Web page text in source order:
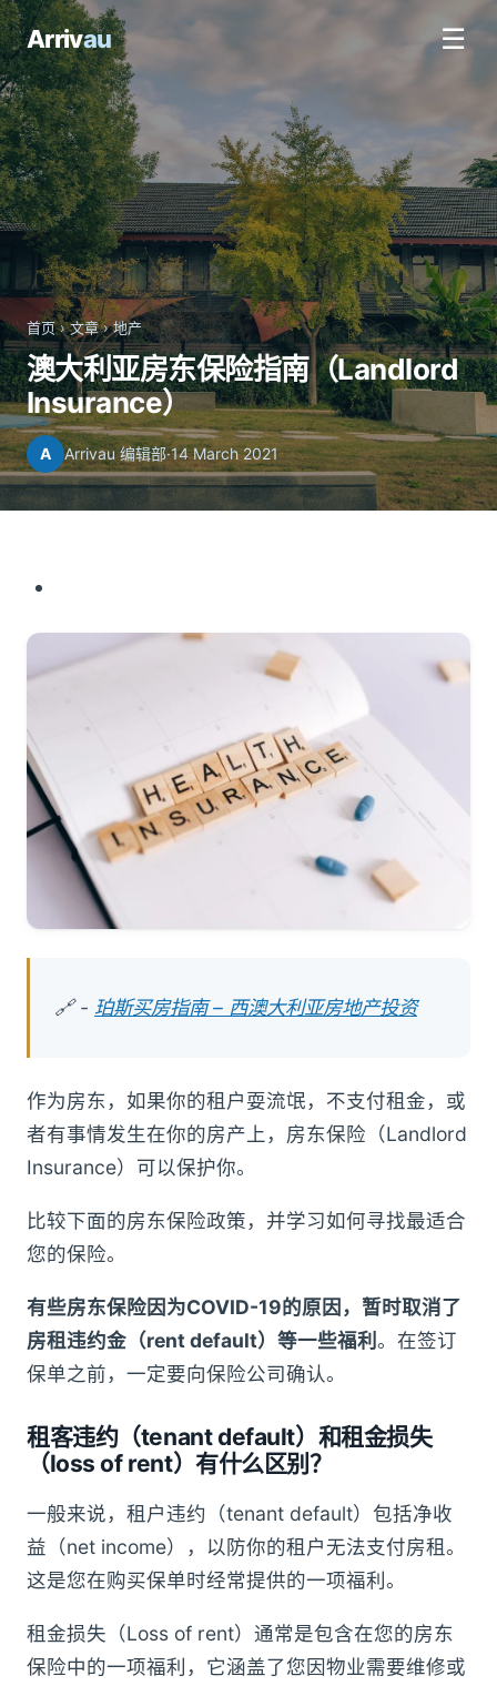
Arrivau ☰
首页›文章›地产
澳大利亚房东保险指南（Landlord
Insurance）
A Arrivau 编辑部·14 March 2021
🔗 - 珀斯买房指南 – 西澳大利亚房地产投资
作为房东，如果你的租户耍流氓，不支付租金，或
者有事情发生在你的房产上，房东保险（Landlord
Insurance）可以保护你。
比较下面的房东保险政策，并学习如何寻找最适合
您的保险。
有些房东保险因为COVID-19的原因，暂时取消了
房租违约金（rent default）等一些福利 。在签订
保单之前，一定要向保险公司确认。
租客违约（tenant default）和租金损失
（loss of rent）有什么区别？
一般来说，租户违约（tenant default）包括净收
益（net income），以防你的租户无法支付房租。
这是您在购买保单时经常提供的一项福利。
租金损失（Loss of rent）通常是包含在您的房东
保险中的一项福利，它涵盖了您因物业需要维修或